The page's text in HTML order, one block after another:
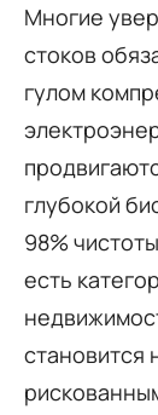
Многие
стоков
гулом
глубокой
98%
есть
становится